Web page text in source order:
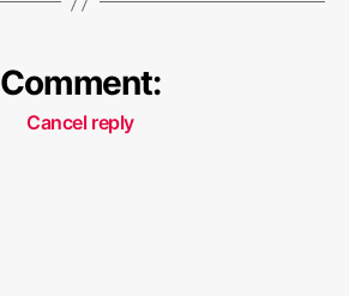
Comment:
Cancel reply